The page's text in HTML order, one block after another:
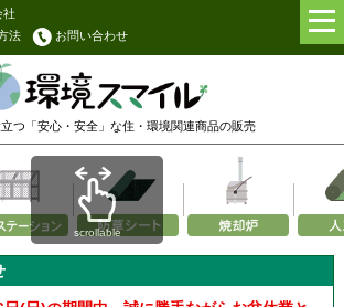
社
法 お問い合わせ
つ「安心・安全」な住・環境関連商品の販売
scrollable